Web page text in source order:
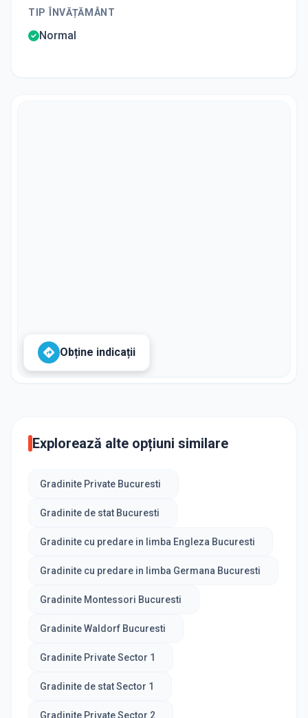
TIP ÎNVĂȚĂMÂNT
Normal
Obține indicații
Explorează alte opțiuni similare
Gradinite Private Bucuresti
Gradinite de stat Bucuresti
Gradinite cu predare in limba Engleza Bucuresti
Gradinite cu predare in limba Germana Bucuresti
Gradinite Montessori Bucuresti
Gradinite Waldorf Bucuresti
Gradinite Private Sector 1
Gradinite de stat Sector 1
Gradinite Private Sector 2